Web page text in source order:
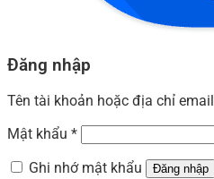
Đăng nhập
Tên tài khoản hoặc địa chỉ email
Mật khẩu *
Ghi nhớ mật khẩu
Đăng nhập